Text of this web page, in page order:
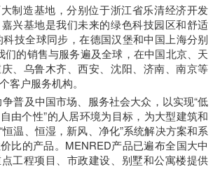
制造基地，分别位于浙江省乐清经济开发
兴基地是我们未来的绿色科技园区和舒适
技全球同步，在德国汉堡和中国上海分别
们的销售与服务遍及全球，在中国北京、天
、乌鲁木齐、西安、沈阳、济南、南京等
客户服务机构。
普及中国市场、服务社会大众，以实现“低
由个性”的人居环境为目标，为大型建筑和
温、恒湿，新风、净化”系统解决方案和系
比的产品。MENRED产品已遍布全国大中
工程项目、市政建设、别墅和公寓楼提供